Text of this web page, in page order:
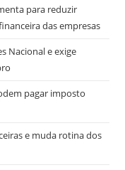
para reduzir
das empresas
Nacional e exige
pagar imposto
e muda rotina dos